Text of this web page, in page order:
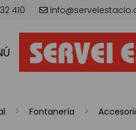
410
Fontanería